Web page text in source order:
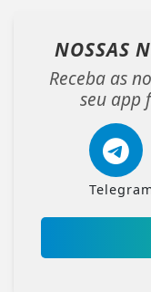
NOSSAS
Receba as
seu app